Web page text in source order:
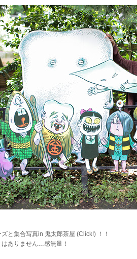
と集合写真in 鬼太郎茶屋 (Click!)！！
ありません…感無量！